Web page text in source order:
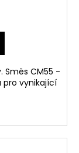
Směs CM55 -
pro vynikající